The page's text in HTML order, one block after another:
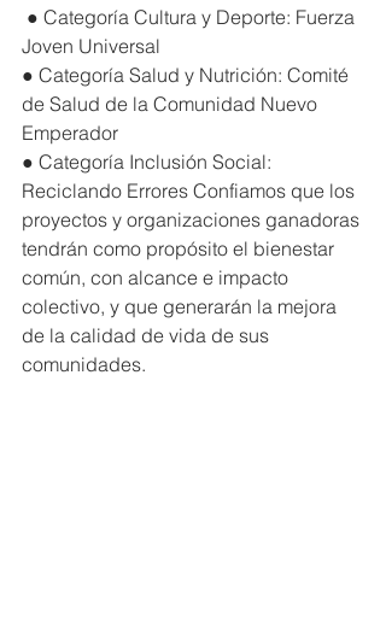
Joven Universal
● Categoría Salud y Nutrición: Comité
de Salud de la Comunidad Nuevo
Emperador
● Categoría Inclusión Social:
Reciclando Errores Confiamos que los
proyectos y organizaciones ganadoras
tendrán como propósito el bienestar
común, con alcance e impacto
colectivo, y que generarán la mejora
de la calidad de vida de sus
comunidades.